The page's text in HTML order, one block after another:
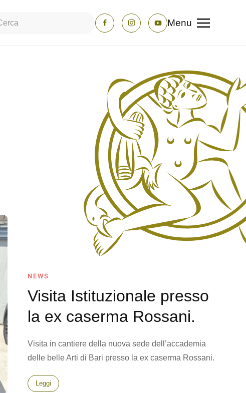
Menu
NEWS
Visita Istituzionale presso
la ex caserma Rossani.
Visita in cantiere della nuova sede dell’accademia
delle belle Arti di Bari presso la ex caserma Rossani.
Leggi